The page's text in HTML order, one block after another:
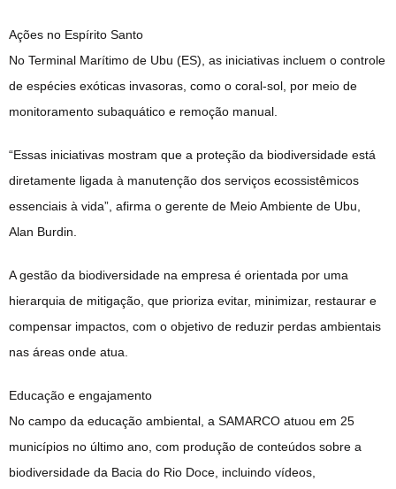
Ações no Espírito Santo
No Terminal Marítimo de Ubu (ES), as iniciativas incluem o controle
de espécies exóticas invasoras, como o coral-sol, por meio de
monitoramento subaquático e remoção manual.
“Essas iniciativas mostram que a proteção da biodiversidade está
diretamente ligada à manutenção dos serviços ecossistêmicos
essenciais à vida”, afirma o gerente de Meio Ambiente de Ubu,
Alan Burdin.
A gestão da biodiversidade na empresa é orientada por uma
hierarquia de mitigação, que prioriza evitar, minimizar, restaurar e
compensar impactos, com o objetivo de reduzir perdas ambientais
nas áreas onde atua.
Educação e engajamento
No campo da educação ambiental, a SAMARCO atuou em 25
municípios no último ano, com produção de conteúdos sobre a
biodiversidade da Bacia do Rio Doce, incluindo vídeos,